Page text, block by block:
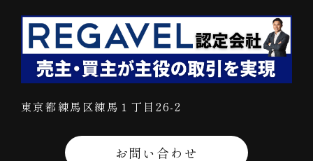
東京都練馬区練馬１丁目26-2
お問い合わせ